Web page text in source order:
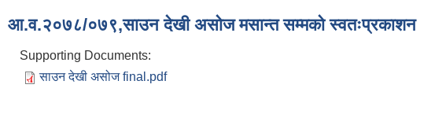
आ.व.२०७८/०७९,साउन देखी असोज मसान्त सम्मको स्वतःप्रकाशन
Supporting Documents:
साउन देखी असोज final.pdf